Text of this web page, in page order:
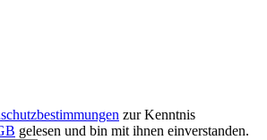
zur Kenntnis
gelesen und bin mit ihnen einverstanden.